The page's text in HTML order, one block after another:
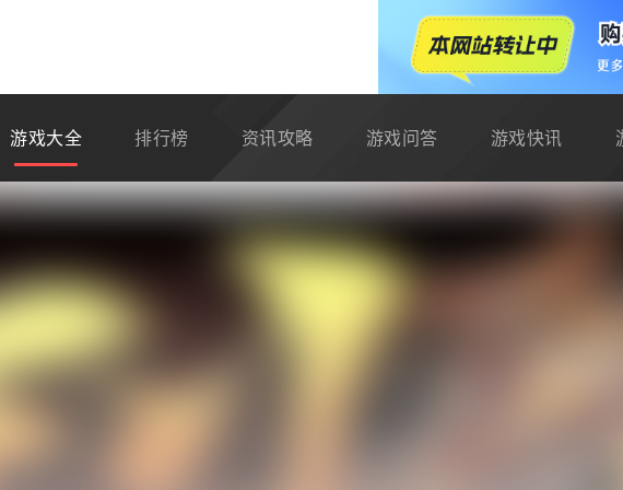
游戏大全 排行榜 资讯攻略 游戏问答 游戏快讯